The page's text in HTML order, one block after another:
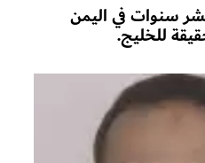
سنوات في اليمن
للخليج.